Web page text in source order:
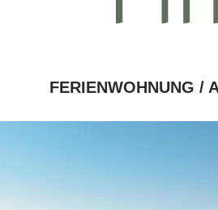
FERIENWOHNUNG /